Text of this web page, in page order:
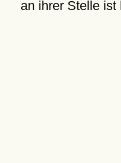
an ihrer Stelle ist